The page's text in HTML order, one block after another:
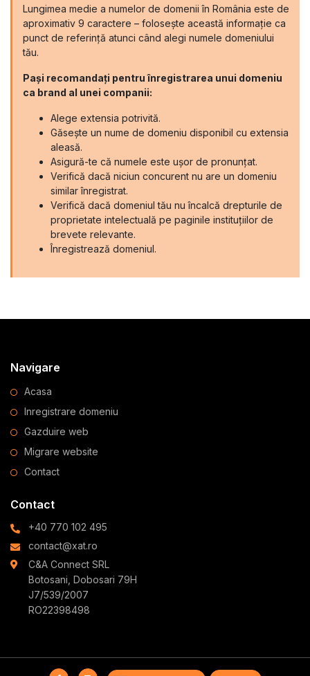
Lungimea medie a numelor de domenii în România este de
aproximativ 9 caractere – folosește această informație ca
punct de referință atunci când alegi numele domeniului
tău.
Pași recomandați pentru înregistrarea unui domeniu
ca brand al unei companii:
Alege extensia potrivită.
Găsește un nume de domeniu disponibil cu extensia
aleasă.
Asigură-te că numele este ușor de pronunțat.
Verifică dacă niciun concurent nu are un domeniu
similar înregistrat.
Verifică dacă domeniul tău nu încalcă drepturile de
proprietate intelectuală pe paginile instituțiilor de
brevete relevante.
Înregistrează domeniul.
Navigare
Acasa
Inregistrare domeniu
Gazduire web
Migrare website
Contact
Contact
+40 770 102 495
contact@xat.ro
C&A Connect SRL
Botosani, Dobosari 79H
J7/539/2007
RO22398498